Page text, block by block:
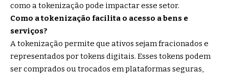
como a tokenização pode impactar esse setor.
Como a tokenização facilita o acesso a bens e
serviços?
A tokenização permite que ativos sejam fracionados e
representados por tokens digitais. Esses tokens podem
ser comprados ou trocados em plataformas seguras,